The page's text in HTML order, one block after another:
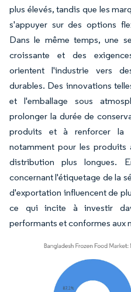
plus élevés, tandis que les
s'appuyer sur des options
Dans le même temps, une
croissante et des
orientent l'industrie vers
durables. Des innovations
et l'emballage sous
prolonger la durée de
produits et à renforcer la
notamment pour les produits
distribution plus longues.
concernant l'étiquetage de la
d'exportation influencent de
ce qui incite à investir
performants et conformes aux